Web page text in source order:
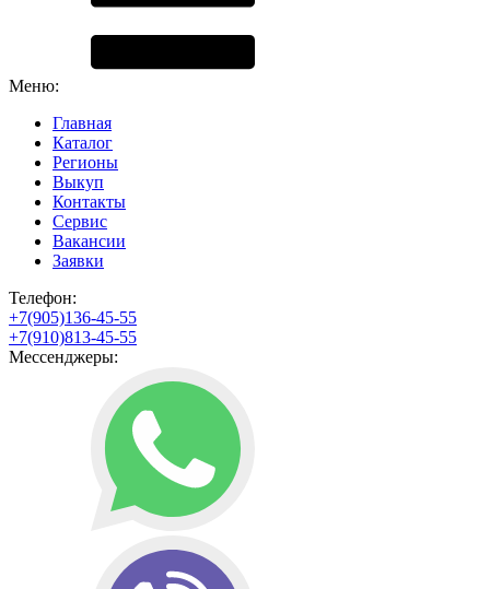
Меню:
Главная
Каталог
Регионы
Выкуп
Контакты
Сервис
Вакансии
Заявки
Телефон:
+7(905)136-45-55
+7(910)813-45-55
Мессенджеры: